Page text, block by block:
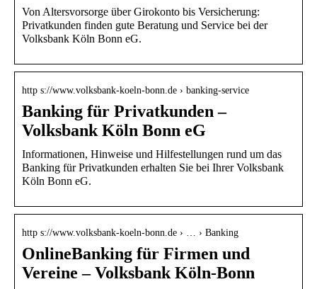
Von Altersvorsorge über Girokonto bis Versicherung:
Privatkunden finden gute Beratung und Service bei der
Volksbank Köln Bonn eG.
http s://www.volksbank-koeln-bonn.de › banking-service
Banking für Privatkunden –
Volksbank Köln Bonn eG
Informationen, Hinweise und Hilfestellungen rund um das
Banking für Privatkunden erhalten Sie bei Ihrer Volksbank
Köln Bonn eG.
http s://www.volksbank-koeln-bonn.de › … › Banking
OnlineBanking für Firmen und
Vereine – Volksbank Köln-Bonn